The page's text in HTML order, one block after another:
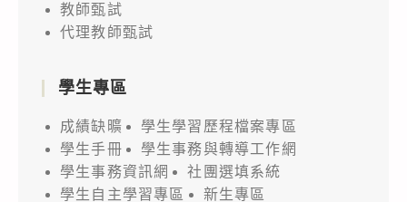
教師甄試
代理教師甄試
學生專區
成績缺曠
學生學習歷程檔案專區
學生手冊
學生事務與轉導工作網
學生事務資訊網
社團選填系統
學生自主學習專區
新生專區